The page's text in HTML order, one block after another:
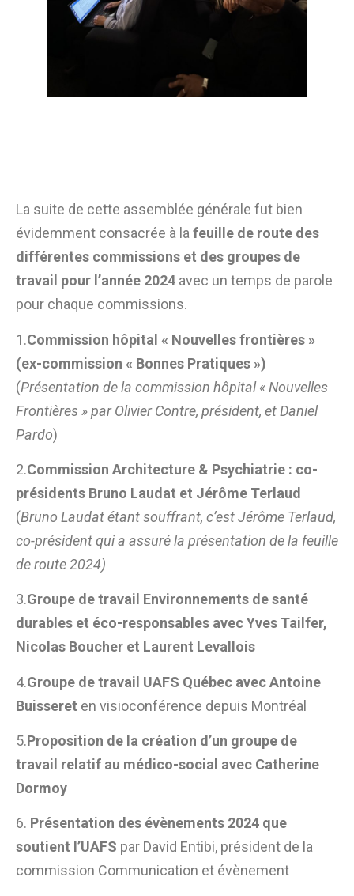
La suite de cette assemblée générale fut bien
évidemment consacrée à la feuille de route des
différentes commissions et des groupes de
travail pour l’année 2024 avec un temps de parole
pour chaque commissions.
1.Commission hôpital « Nouvelles frontières »
(ex-commission « Bonnes Pratiques »)
(Présentation de la commission hôpital « Nouvelles
Frontières » par Olivier Contre, président, et Daniel
Pardo)
2.Commission Architecture & Psychiatrie : co-
présidents Bruno Laudat et Jérôme Terlaud
(Bruno Laudat étant souffrant, c’est Jérôme Terlaud,
co-président qui a assuré la présentation de la feuille
de route 2024)
3.Groupe de travail Environnements de santé
durables et éco-responsables avec Yves Tailfer,
Nicolas Boucher et Laurent Levallois
4.Groupe de travail UAFS Québec avec Antoine
Buisseret en visioconférence depuis Montréal
5.Proposition de la création d’un groupe de
travail relatif au médico-social avec Catherine
Dormoy
6. Présentation des évènements 2024 que
soutient l’UAFS par David Entibi, président de la
commission Communication et évènement